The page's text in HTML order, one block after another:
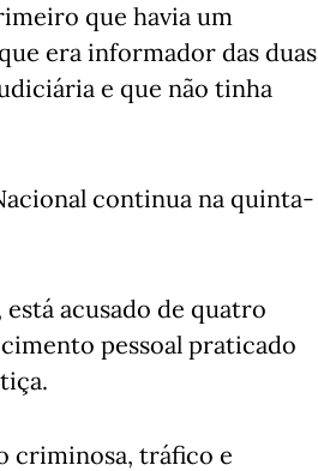
que havia um
era informador das duas
e que não tinha
continua na quinta-
acusado de quatro
pessoal praticado
criminosa, tráfico e